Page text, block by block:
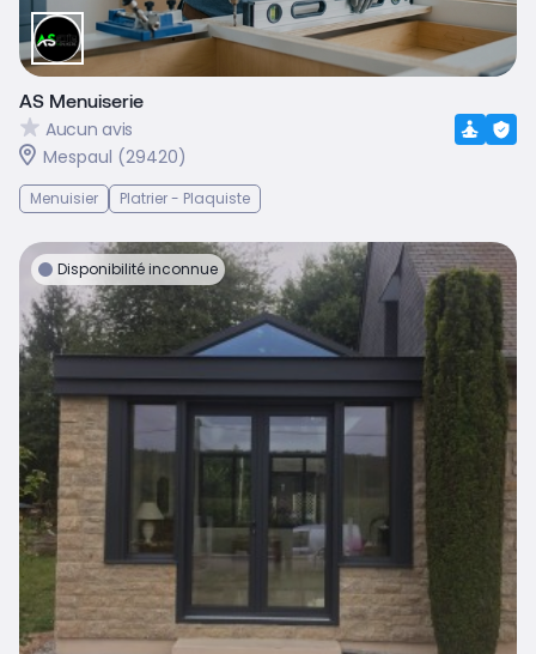
AS Menuiserie
Aucun avis
Mespaul (29420)
Menuisier Platrier - Plaquiste
Disponibilité inconnue